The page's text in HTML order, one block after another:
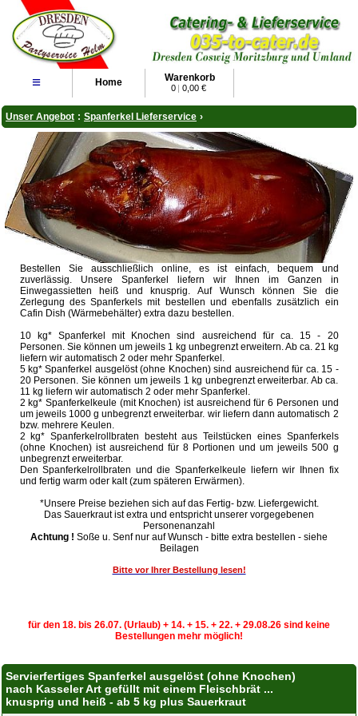
≡ Home Warenkorb
0 | 0,00 €
Unser Angebot : Spanferkel Lieferservice ›
Bestellen Sie ausschließlich online, es ist einfach, bequem und
zuverlässig. Unsere Spanferkel liefern wir Ihnen im Ganzen in
Einwegassietten heiß und knusprig. Auf Wunsch können Sie die
Zerlegung des Spanferkels mit bestellen und ebenfalls zusätzlich ein
Cafin Dish (Wärmebehälter) extra dazu bestellen.
10 kg* Spanferkel mit Knochen sind ausreichend für ca. 15 - 20
Personen. Sie können um jeweils 1 kg unbegrenzt erweitern. Ab ca. 21 kg
liefern wir automatisch 2 oder mehr Spanferkel.
5 kg* Spanferkel ausgelöst (ohne Knochen) sind ausreichend für ca. 15 -
20 Personen. Sie können um jeweils 1 kg unbegrenzt erweiterbar. Ab ca.
11 kg liefern wir automatisch 2 oder mehr Spanferkel.
2 kg* Spanferkelkeule (mit Knochen) ist ausreichend für 6 Personen und
um jeweils 1000 g unbegrenzt erweiterbar. wir liefern dann automatisch 2
bzw. mehrere Keulen.
2 kg* Spanferkelrollbraten besteht aus Teilstücken eines Spanferkels
(ohne Knochen) ist ausreichend für 8 Portionen und um jeweils 500 g
unbegrenzt erweiterbar.
Den Spanferkelrollbraten und die Spanferkelkeule liefern wir Ihnen fix
und fertig warm oder kalt (zum späteren Erwärmen).
*Unsere Preise beziehen sich auf das Fertig- bzw. Liefergewicht.
Das Sauerkraut ist extra und entspricht unserer vorgegebenen
Personenanzahl
Achtung ! Soße u. Senf nur auf Wunsch - bitte extra bestellen - siehe
Beilagen
Bitte vor Ihrer Bestellung lesen!
für den 18. bis 26.07. (Urlaub) + 14. + 15. + 22. + 29.08.26 sind keine
Bestellungen mehr möglich!
Servierfertiges Spanferkel ausgelöst (ohne Knochen)
nach Kasseler Art gefüllt mit einem Fleischbrät ...
knusprig und heiß - ab 5 kg plus Sauerkraut